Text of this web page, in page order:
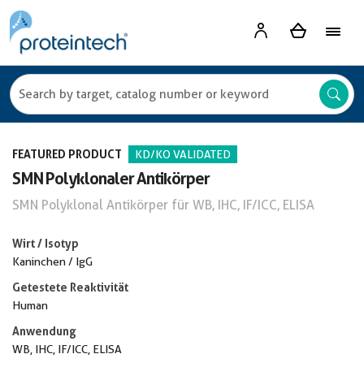
FEATURED PRODUCT KD/KO VALIDATED
SMN Polyklonaler Antikörper
SMN Polyklonal Antikörper für WB, IHC, IF/ICC, ELISA
Wirt / Isotyp
Kaninchen / IgG
Getestete Reaktivität
Human
Anwendung
WB, IHC, IF/ICC, ELISA